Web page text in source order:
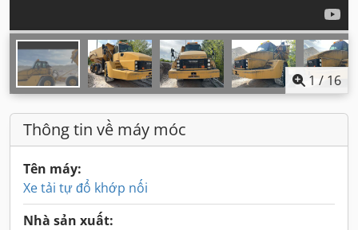
1 / 16
Thông tin về máy móc
Tên máy:
Xe tải tự đổ khớp nối
Nhà sản xuất: